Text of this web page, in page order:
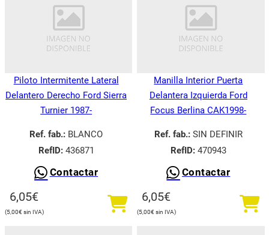
Piloto Intermitente Lateral
Delantero Derecho Ford Sierra
Turnier 1987-
Ref. fab.: BLANCO
RefID:436871
Contactar
6,05€
5,00€
Manilla Interior Puerta
Delantera Izquierda Ford
Focus Berlina CAK1998-
Ref. fab.:SIN DEFINIR
RefID:470943
Contactar
6,05€
5,00€